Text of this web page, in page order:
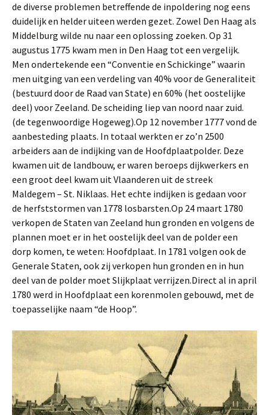
de diverse problemen betreffende de inpoldering nog eens
duidelijk en helder uiteen werden gezet. Zowel Den Haag als
Middelburg wilde nu naar een oplossing zoeken. Op 31
augustus 1775 kwam men in Den Haag tot een vergelijk.
Men ondertekende een “Conventie en Schickinge” waarin
men uitging van een verdeling van 40% voor de Generaliteit
(bestuurd door de Raad van State) en 60% (het oostelijke
deel) voor Zeeland. De scheiding liep van noord naar zuid.
(de tegenwoordige Hogeweg).Op 12 november 1777 vond de
aanbesteding plaats. In totaal werkten er zo’n 2500
arbeiders aan de indijking van de Hoofdplaatpolder. Deze
kwamen uit de landbouw, er waren beroeps dijkwerkers en
een groot deel kwam uit Vlaanderen uit de streek
Maldegem – St. Niklaas. Het echte indijken is gedaan voor
de herfststormen van 1778 losbarsten.Op 24 maart 1780
verkopen de Staten van Zeeland hun gronden en volgens de
plannen moet er in het oostelijk deel van de polder een
dorp komen, te weten: Hoofdplaat. In 1781 volgen ook de
Generale Staten, ook zij verkopen hun gronden en in hun
deel van de polder moet Slijkplaat verrijzen.Direct al in april
1780 werd in Hoofdplaat een korenmolen gebouwd, met de
toepasselijke naam “de Hoop”.